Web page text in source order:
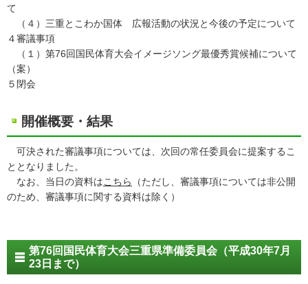
て
（４）三重とこわか国体 広報活動の状況と今後の予定について
４審議事項
（１）第76回国民体育大会イメージソング最優秀賞候補について
（案）
５閉会
開催概要・結果
可決された審議事項については、次回の常任委員会に提案するこ
ととなりました。
なお、当日の資料はこちら
（ただし、審議事項については非公開
のため、審議事項に関する資料は除く）
第76回国民体育大会三重県準備委員会（平成30年7月
23日まで）